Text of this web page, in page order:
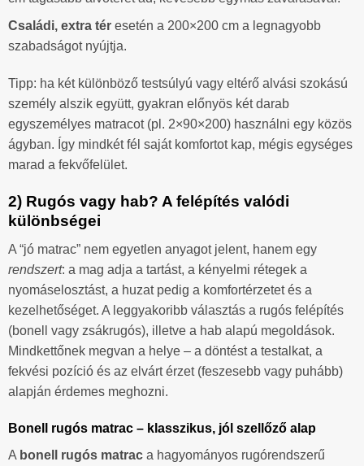
Családi, extra tér esetén a 200×200 cm a legnagyobb
szabadságot nyújtja.
Tipp: ha két különböző testsúlyú vagy eltérő alvási szokású
személy alszik együtt, gyakran előnyös két darab
egyszemélyes matracot (pl. 2×90×200) használni egy közös
ágyban. Így mindkét fél saját komfortot kap, mégis egységes
marad a fekvőfelület.
2) Rugós vagy hab? A felépítés valódi
különbségei
A “jó matrac” nem egyetlen anyagot jelent, hanem egy
rendszert: a mag adja a tartást, a kényelmi rétegek a
nyomáselosztást, a huzat pedig a komfortérzetet és a
kezelhetőséget. A leggyakoribb választás a rugós felépítés
(bonell vagy zsákrugós), illetve a hab alapú megoldások.
Mindkettőnek megvan a helye – a döntést a testalkat, a
fekvési pozíció és az elvárt érzet (feszesebb vagy puhább)
alapján érdemes meghozni.
Bonell rugós matrac – klasszikus, jól szellőző alap
A bonell rugós matrac a hagyományos rugórendszerű